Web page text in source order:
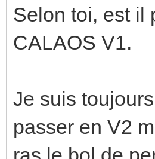
Selon toi, est il
CALAOS V1.
Je suis
passer en V2